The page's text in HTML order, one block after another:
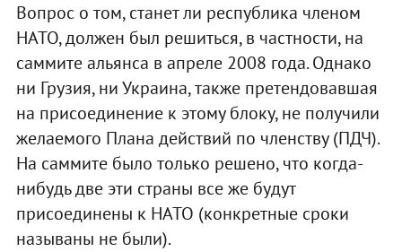
Вопрос о том, станет ли республика членом
НАТО, должен был решиться, в частности, на
саммите альянса в апреле 2008 года. Однако
ни Грузия, ни Украина, также претендовавшая
на присоединение к этому блоку, не получили
желаемого Плана действий по членству (ПДЧ).
На саммите было только решено, что когда-
нибудь две эти страны все же будут
присоединены к НАТО (конкретные сроки
называны не были).